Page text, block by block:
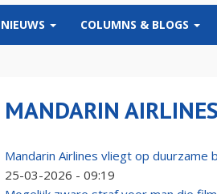
NIEUWS COLUMNS & BLOGS
MANDARIN AIRLINES
Mandarin Airlines vliegt op duurzame
25-03-2026 - 09:19